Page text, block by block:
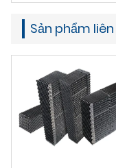
Sản phẩm